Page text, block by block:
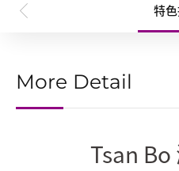
特
More Detail
Tsan Bo